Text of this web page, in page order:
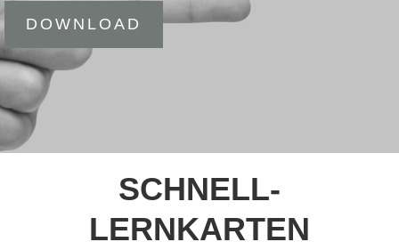
DOWNLOAD
SCHNELL-
LERNKARTEN